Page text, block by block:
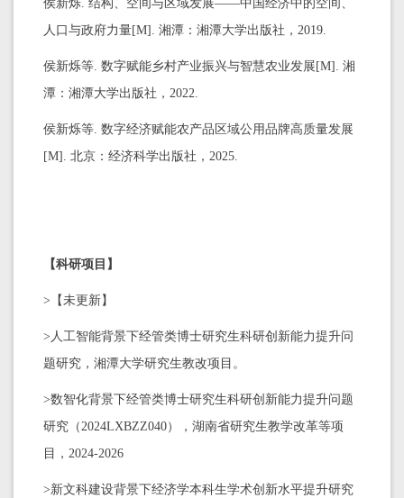
侯新烁. 结构、空间与区域发展——中国经济中的空间、
人口与政府力量[M]. 湘潭：湘潭大学出版社，2019.
侯新烁等. 数字赋能乡村产业振兴与智慧农业发展[M]. 湘
潭：湘潭大学出版社，2022.
侯新烁等. 数字经济赋能农产品区域公用品牌高质量发展
[M]. 北京：经济科学出版社，2025.
【科研项目】
>【未更新】
>人工智能背景下经管类博士研究生科研创新能力提升问
题研究，湘潭大学研究生教改项目。
>数智化背景下经管类博士研究生科研创新能力提升问题
研究（ 2024LXBZZ040）， 湖南省研究生教学改革等项
目，2024-2026
>新文科建设背景下经济学本科生学术创新水平提升研究